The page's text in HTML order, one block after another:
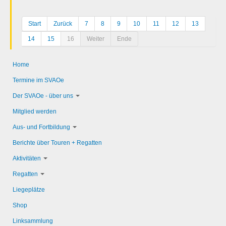
Start Zurück 7 8 9 10 11 12 13
14 15 16 Weiter Ende
Home
Termine im SVAOe
Der SVAOe - über uns
Mitglied werden
Aus- und Fortbildung
Berichte über Touren + Regatten
Aktivitäten
Regatten
Liegeplätze
Shop
Linksammlung